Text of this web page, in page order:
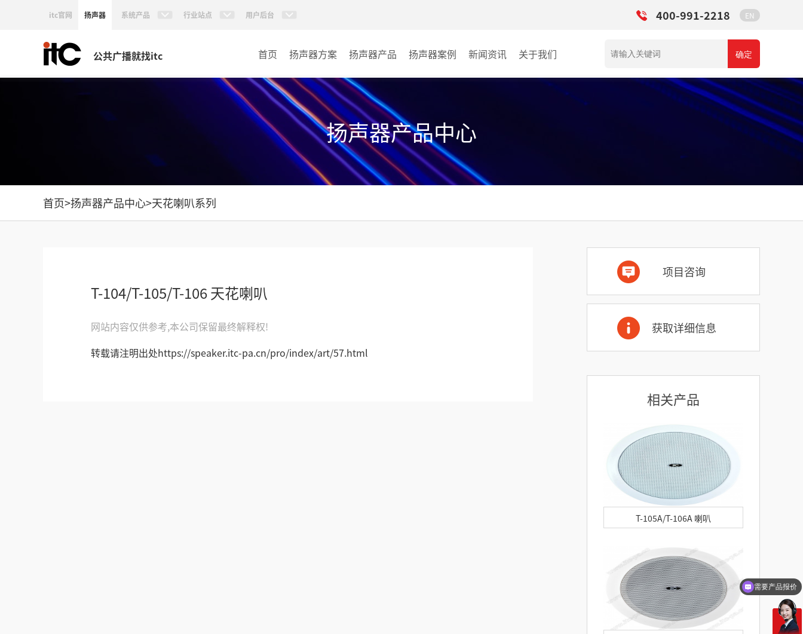
itc官网 扬声器 系统产品 行业站点 用户后台 400-991-2218 EN
公共广播就找itc 首页 扬声器方案 扬声器产品
草地音箱
吊顶喇叭系列
防水喇叭系列
壁挂音箱系列
扬声器案例
景区
车站
商场
新闻资讯 关于我们 确定
扬声器产品中心
首页>扬声器产品中心>天花喇叭系列
T-104/T-105/T-106 天花喇叭
网站内容仅供参考,本公司保留最终解释权!
转载请注明出处https://speaker.itc-pa.cn/pro/index/art/57.html
项目咨询
获取详细信息
相关产品
T-105A/T-106A 喇叭
需要产品报价
可以定制方案吗？